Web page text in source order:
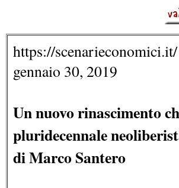
https://scenarieconomici.it/
gennaio 30, 2019
Un nuovo rinascimento
pluridecennale
di Marco Santero